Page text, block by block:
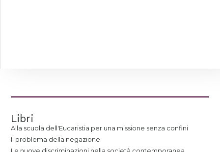
Libri
Alla scuola dell'Eucaristia per una missione senza confini
Il problema della negazione